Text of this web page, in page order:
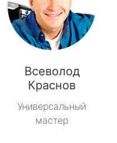
Всеволод
Краснов
Универсальный
мастер